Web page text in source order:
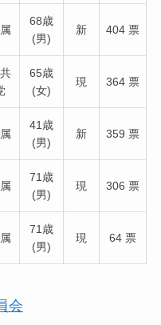
68歳
(男)
新 404 票
65歳
(女)
現 364 票
41歳
(男)
新 359 票
71歳
(男)
現 306 票
71歳
(男)
現 64 票
会